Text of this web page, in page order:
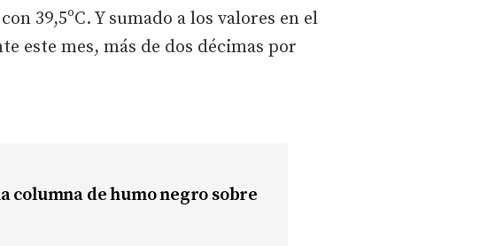
39,5ºC. Y sumado a los valores en el
este mes, más de dos décimas por
columna de humo negro sobre